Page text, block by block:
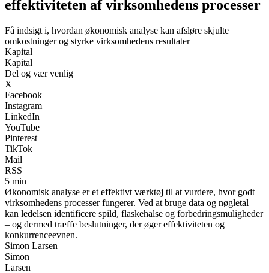
effektiviteten af virksomhedens processer
Få indsigt i, hvordan økonomisk analyse kan afsløre skjulte
omkostninger og styrke virksomhedens resultater
Kapital
Kapital
Del og vær venlig
X
Facebook
Instagram
LinkedIn
YouTube
Pinterest
TikTok
Mail
RSS
5 min
Økonomisk analyse er et effektivt værktøj til at vurdere, hvor godt
virksomhedens processer fungerer. Ved at bruge data og nøgletal
kan ledelsen identificere spild, flaskehalse og forbedringsmuligheder
– og dermed træffe beslutninger, der øger effektiviteten og
konkurrenceevnen.
Simon Larsen
Simon
Larsen